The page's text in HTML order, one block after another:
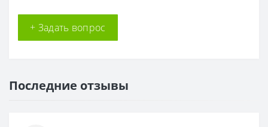
+ Задать вопрос
Последние отзывы